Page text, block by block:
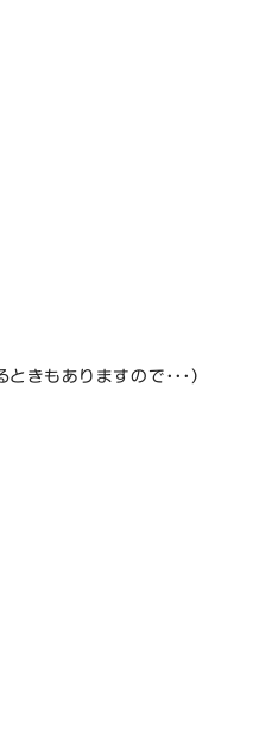
きもありますので・・・）